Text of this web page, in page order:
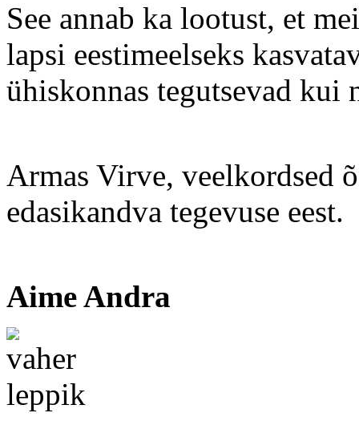
See annab ka lootust, et
lapsi eestimeelseks
ühiskonnas tegutsevad kui
Armas Virve, veelkordsed
edasikandva tegevuse eest.
Aime Andra